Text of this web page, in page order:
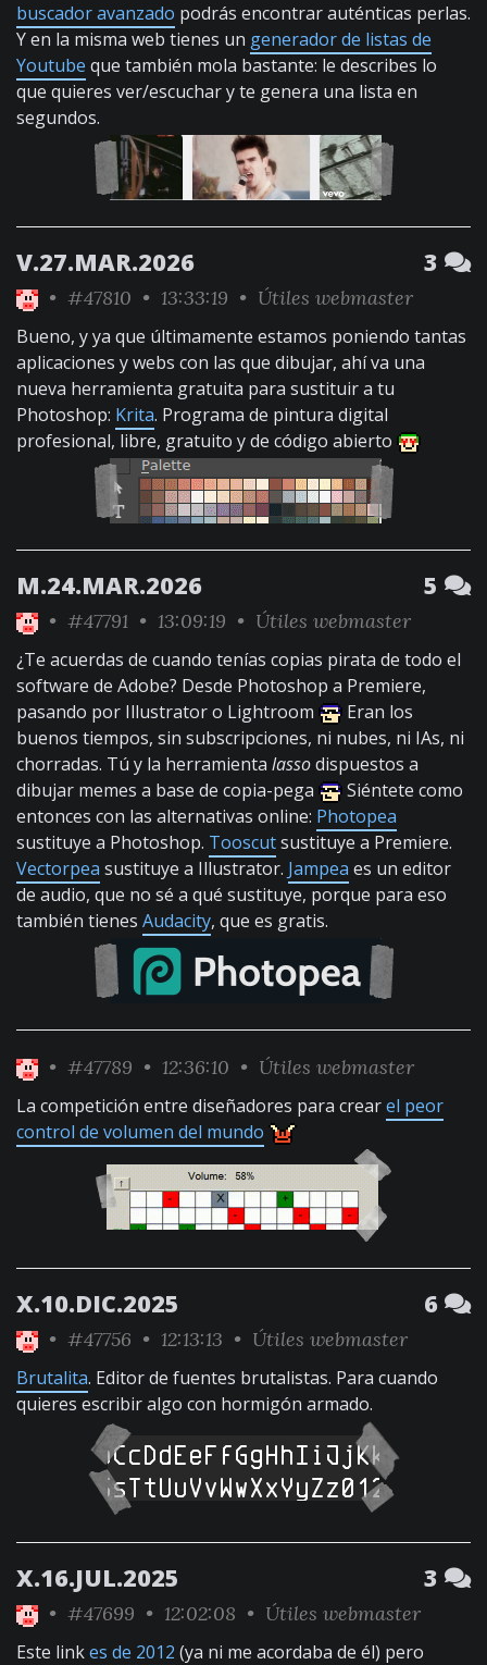
buscador avanzado podrás encontrar auténticas perlas.
Y en la misma web tienes un generador de listas de
Youtube que también mola bastante: le describes lo
que quieres ver/escuchar y te genera una lista en
segundos.
V.27.MAR.2026 3
• #47810 • 13:33:19 • Útiles webmaster
Bueno, y ya que últimamente estamos poniendo tantas
aplicaciones y webs con las que dibujar, ahí va una
nueva herramienta gratuita para sustituir a tu
Photoshop: Krita. Programa de pintura digital
profesional, libre, gratuito y de código abierto
M.24.MAR.2026 5
• #47791 • 13:09:19 • Útiles webmaster
¿Te acuerdas de cuando tenías copias pirata de todo el
software de Adobe? Desde Photoshop a Premiere,
pasando por Illustrator o Lightroom
Eran los
buenos tiempos, sin subscripciones, ni nubes, ni IAs, ni
chorradas. Tú y la herramienta lassodispuestos a
dibujar memes a base de copia-pega
Siéntete como
entonces con las alternativas online: Photopea
sustituye a Photoshop. Tooscutsustituye a Premiere.
Vectorpea sustituye a Illustrator. Jampea es un editor
de audio, que no sé a qué sustituye, porque para eso
también tienes Audacity, que es gratis.
• #47789 • 12:36:10 • Útiles webmaster
La competición entre diseñadores para crearel peor
control de volumen del mundo
X.10.DIC.2025 6
• #47756 • 12:13:13 • Útiles webmaster
Brutalita. Editor de fuentes brutalistas. Para cuando
quieres escribir algo con hormigón armado.
X.16.JUL.2025 3
• #47699 • 12:02:08 • Útiles webmaster
Este linkes de 2012 (ya ni me acordaba de él) pero